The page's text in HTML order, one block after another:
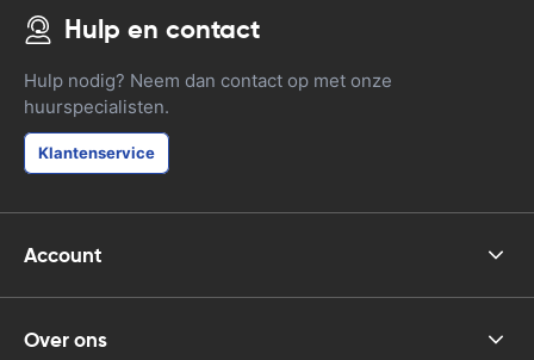
Hulp en contact
Hulp nodig? Neem dan contact op met onze
huurspecialisten.
Klantenservice
Account
Over ons